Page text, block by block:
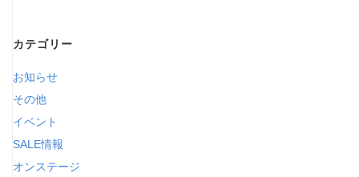
カテゴリー
お知らせ
その他
イベント
SALE情報
オンステージ